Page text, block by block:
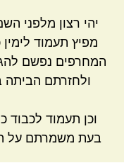
יהי רצון מלפני
מפיץ תעמוד
המחרפים נפשם
ולחזרתם הביתה
וכן תעמוד לכבוד
בעת משמרתם על